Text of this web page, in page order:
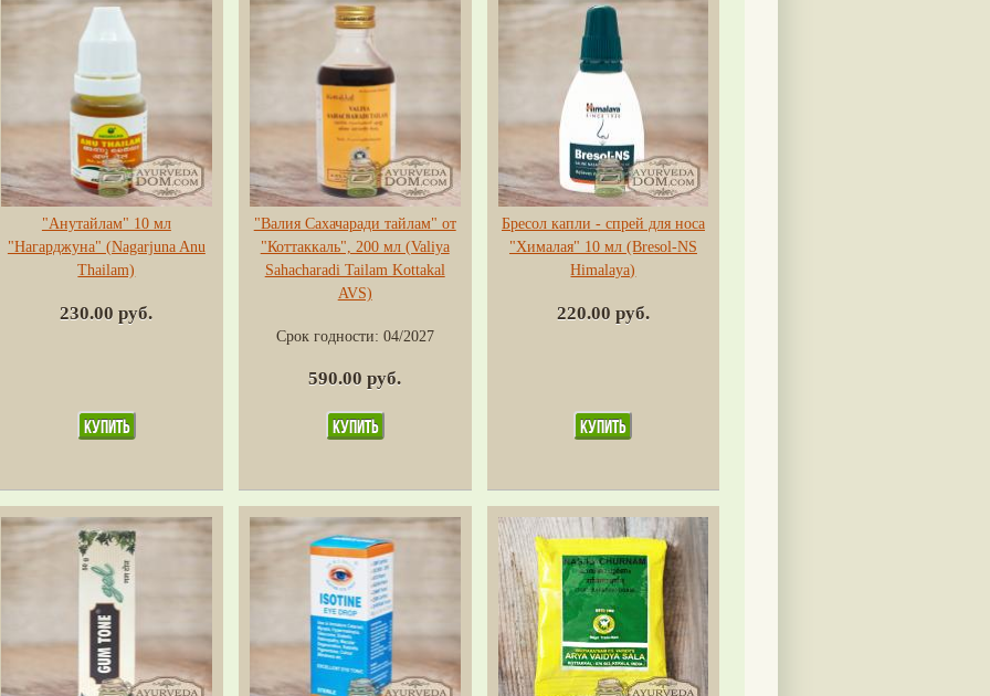
"Анутайлам" 10 мл
"Нагарджуна" (Nagarjuna Anu
Thailam)
230.00 руб.
"Валия Сахачаради тайлам" от
"Коттаккаль", 200 мл (Valiya
Sahacharadi Tailam Kottakal
AVS)
Срок годности: 04/2027
590.00 руб.
Бресол капли - спрей для носа
"Хималая" 10 мл (Bresol-NS
Himalaya)
220.00 руб.